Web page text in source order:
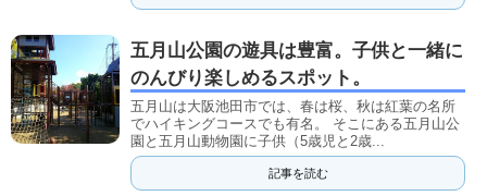
五月山公園の遊具は豊富。子供と一緒に
のんびり楽しめるスポット。
五月山は大阪池田市では、春は桜、秋は紅葉の名所
でハイキングコースでも有名。 そこにある五月山公
園と五月山動物園に子供（5歳児と2歳...
記事を読む